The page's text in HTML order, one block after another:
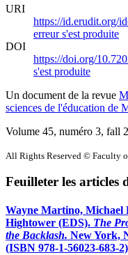
URI
https://id.erudit.org/
erreur s'est produite
DOI
https://doi.org/
s'est produite
Un document de la revue
sciences de l'éducation de
Volume 45, numéro 3, fall
All Rights Reserved © Faculty
Feuilleter les articles
Wayne Martino, Michael
Hightower (EDS). The
the Backlash. New York,
(ISBN 978-1-56023-683-2)